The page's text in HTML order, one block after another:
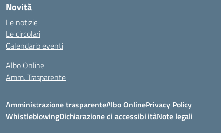
Novità
Le notizie
Le circolari
Calendario eventi
Albo Online
Amm. Trasparente
Amministrazione trasparenteAlbo OnlinePrivacy Policy
WhistleblowingDichiarazione di accessibilitàNote legali